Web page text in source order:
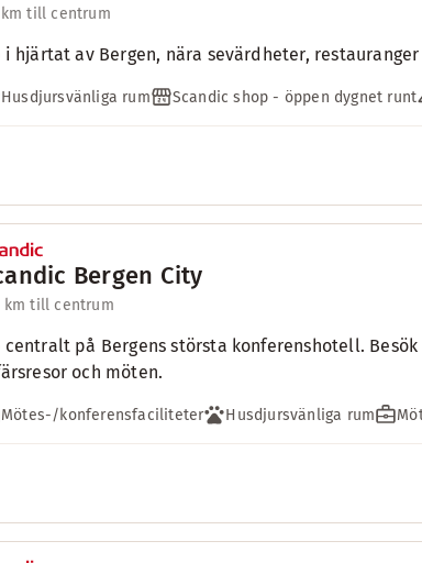
km till centrum
i hjärtat av Bergen, nära sevärdheter,
Husdjursvänliga rum Scandic shop - öppen dygnet runt
Bergen City
km till centrum
centralt på Bergens största konferenshotell.
och möten.
Mötes-/konferensfaciliteter Husdjursvänliga rum